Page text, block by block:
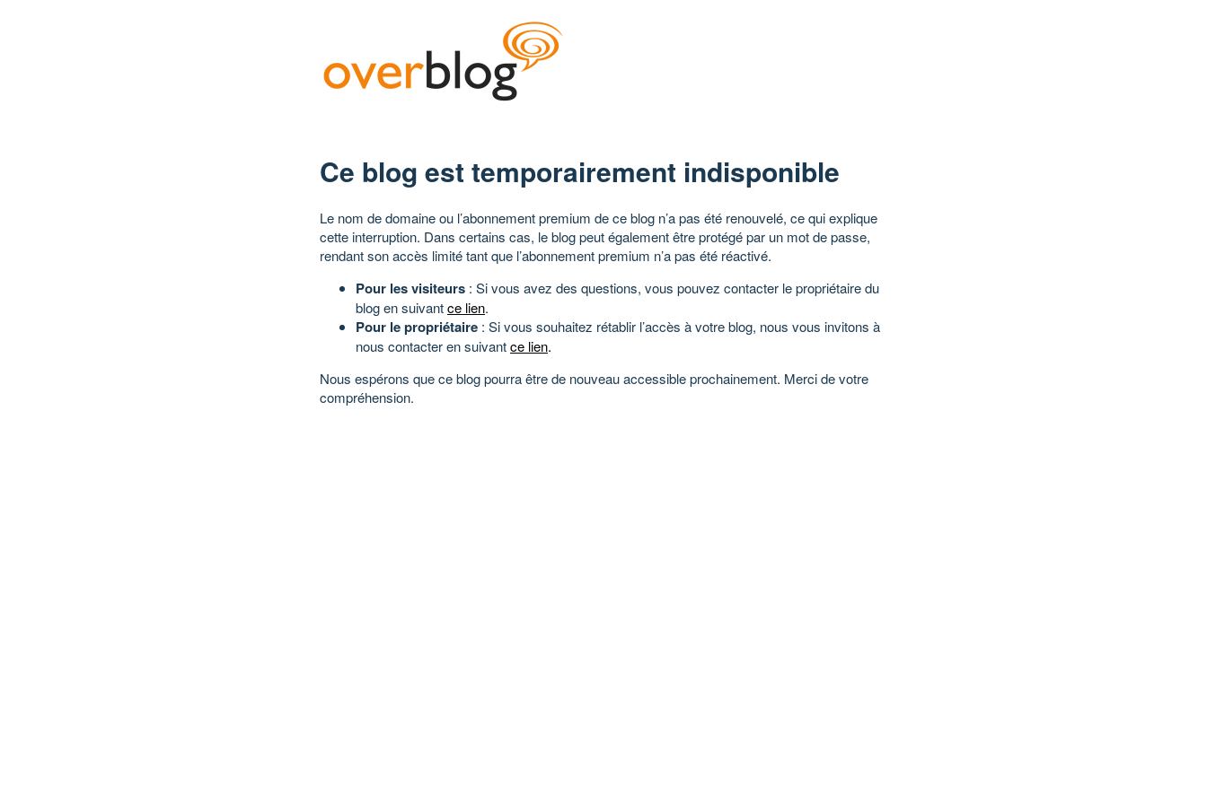
Ce blog est temporairement indisponible
Le nom de domaine ou l’abonnement premium de ce blog n’a pas été renouvelé, ce qui explique
cette interruption. Dans certains cas, le blog peut également être protégé par un mot de passe,
rendant son accès limité tant que l’abonnement premium n’a pas été réactivé.
Pour les visiteurs : Si vous avez des questions, vous pouvez contacter le propriétaire du
blog en suivantce lien.
Pour le propriétaire : Si vous souhaitez rétablir l’accès à votre blog, nous vous invitons à
nous contacter en suivantce lien.
Nous espérons que ce blog pourra être de nouveau accessible prochainement. Merci de votre
compréhension.